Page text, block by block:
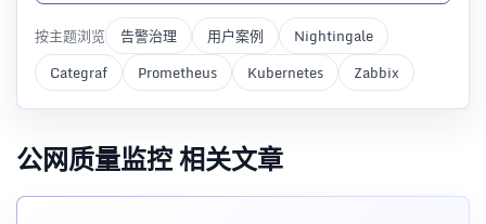
按主题浏览 告警治理 用户案例
Nightingale
Categraf
Prometheus Kubernetes Zabbix
公网质量监控 相关文章